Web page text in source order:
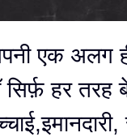
एक अलग
सिर्फ़ हर तरह